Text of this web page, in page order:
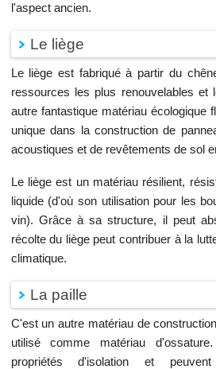
l'aspect ancien.
Le liège
Le liège est fabriqué à partir du
ressources les plus renouvelables et
autre fantastique matériau écologique
unique dans la construction de
acoustiques et de revêtements de sol
Le liège est un matériau résilient,
liquide (d'où son utilisation pour les
vin). Grâce à sa structure, il peut
récolte du liège peut contribuer à la
climatique.
La paille
C'est un autre matériau de
utilisé comme matériau
propriétés d'isolation et